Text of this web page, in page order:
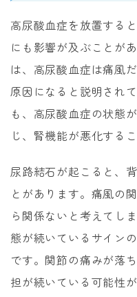
高尿酸血症を放置する
にも影響が及ぶことが
は、高尿酸血症は痛風
原因になると説明され
も、高尿酸血症の状態
じ、腎機能が悪化する
尿路結石が起こると、
とがあります。痛風の
ら関係ないと考えてし
態が続いているサイン
です。関節の痛みが落
担が続いている可能性が